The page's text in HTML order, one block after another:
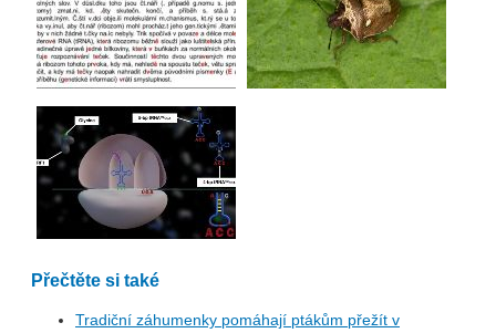
Přečtěte si také
Tradiční záhumenky pomáhají ptákům přežít v